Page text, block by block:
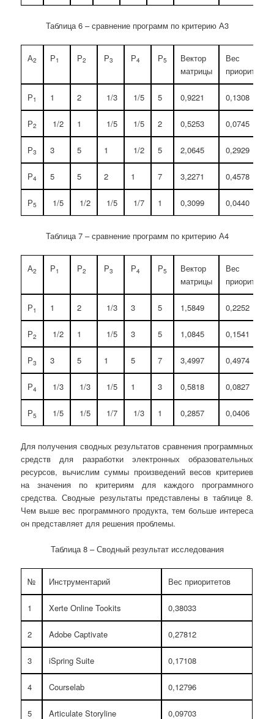
Таблица 6 – сравнение программ по критерию А3
А2 Р1 Р2 Р3 Р4 Р5
Вектор
матрицы
Вес
приоритетов
Р1 1 2 1/3 1/5 5 0,9221 0,1308
Р2 1/2 1 1/5 1/5 2 0,5253 0,0745
Р3 3 5 1 1/2 5 2,0645 0,2929
Р4 5 5 2 1 7 3,2271 0,4578
Р5 1/5 1/2 1/5 1/7 1 0,3099 0,0440
Таблица 7 – сравнение программ по критерию А4
А2 Р1 Р2 Р3 Р4 Р5
Вектор
матрицы
Вес
приоритетов
Р1 1 2 1/3 3 5 1,5849 0,2252
Р2 1/2 1 1/5 3 5 1,0845 0,1541
Р3 3 5 1 5 7 3,4997 0,4974
Р4 1/3 1/3 1/5 1 3 0,5818 0,0827
Р5 1/5 1/5 1/7 1/3 1 0,2857 0,0406
Для получения сводных результатов сравнения программных
средств для разработки электронных образовательных
ресурсов, вычислим суммы произведений весов критериев
на значения по критериям для каждого программного
средства. Сводные результаты представлены в таблице 8.
Чем выше вес программного продукта, тем больше интереса
он представляет для решения проблемы.
Таблица 8 – Сводный результат исследования
№ Инструментарий Вес приоритетов
1 Xerte Online Tookits 0,38033
2 Adobe Captivate 0,27812
3 iSpring Suite 0,17108
4 Courselab 0,12796
5 Articulate Storyline 0,09703